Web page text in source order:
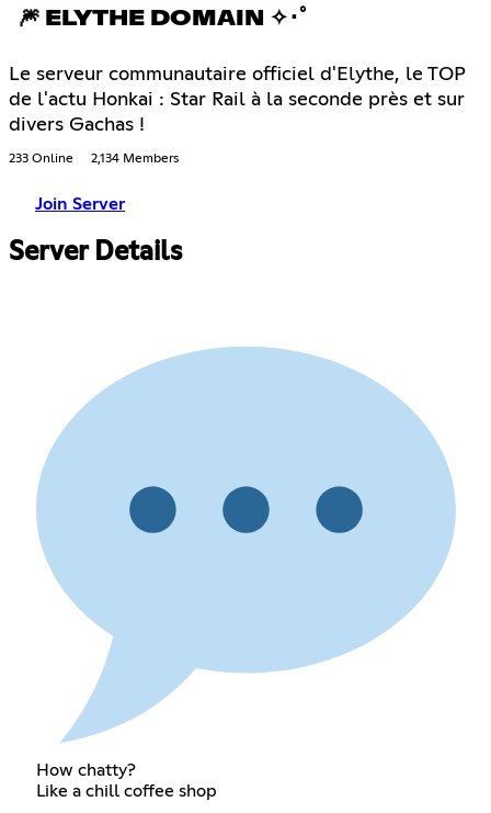
🎆 ELYTHE DOMAIN ✧･ﾟ
Le serveur communautaire officiel d'Elythe, le TOP
de l'actu Honkai : Star Rail à la seconde près et sur
divers Gachas !
233 Online 2,134 Members
Join Server
Server Details
How chatty?
Like a chill coffee shop